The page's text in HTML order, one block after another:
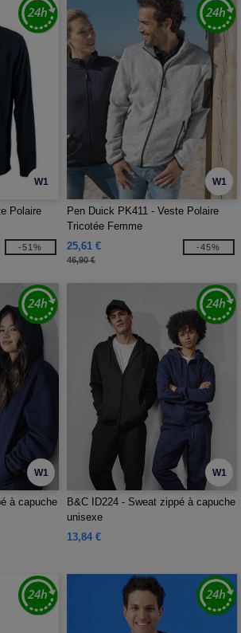
W1
Polaire
-51%
W1
Pen Duick PK411 - Veste Polaire
Tricotée Femme
25,61 €
46,90 €
-45%
W1
à capuche
W1
B&C ID224 - Sweat zippé à capuche
unisexe
13,84 €